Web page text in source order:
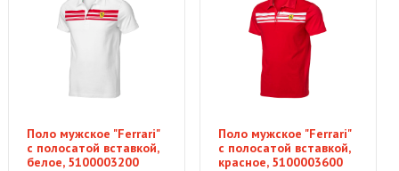
Поло мужское "Ferrari"
с полосатой вставкой,
белое, 5100003200
Поло мужское "Ferrari"
с полосатой вставкой,
красное, 5100003600